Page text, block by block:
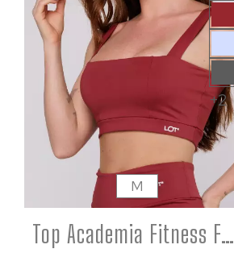
+2
Top Academia Fitness Feminino Poliamida Ruggine Decote Quadrado
M